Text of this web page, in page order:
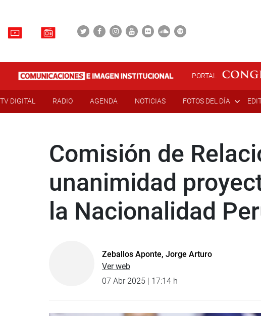
PORTAL
TV DIGITAL RADIO AGENDA NOTICIAS FOTOS DEL DÍA
Comisión de
unanimidad
la Nacionalidad
Zeballos Aponte, Jorge Arturo
Ver web
07 Abr 2025 | 17:14 h